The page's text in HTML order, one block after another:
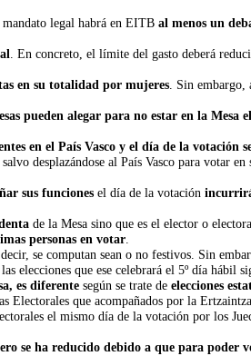
mandato legal habrá en EITB al menos un
. En concreto, el límite del gasto deberá
en su totalidad por mujeres . Sin embargo,
pueden alegar para no estar en la
en el País Vasco y el día de la
desplazándose al País Vasco para votar en
sus funciones el día de la votación
de la Mesa sino que es el elector o
personas en votar
decir, se computan sean o no festivos. Sin
elecciones que ese celebrará el 5º día hábil
es diferente según se trate de elecciones
que acompañados por la
el mismo día de la votación por los
se ha reducido debido a que para poder